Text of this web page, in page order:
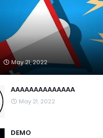
May 21, 2022
AAAAAAAAAAAAAA
May 21, 2022
DEMO